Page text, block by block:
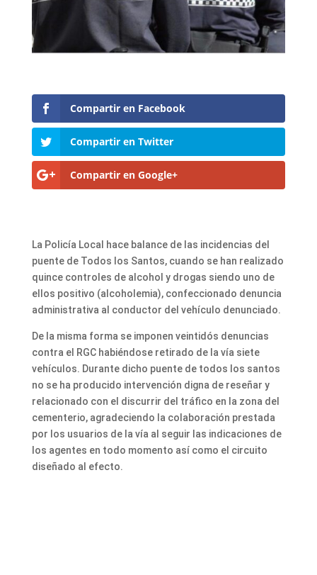
Compartir en Facebook
Compartir en Twitter
Compartir en Google+
La Policía Local hace balance de las incidencias del
puente de Todos los Santos, cuando se han realizado
quince controles de alcohol y drogas siendo uno de
ellos positivo (alcoholemia), confeccionado denuncia
administrativa al conductor del vehículo denunciado.
De la misma forma se imponen veintidós denuncias
contra el RGC habiéndose retirado de la vía siete
vehículos. Durante dicho puente de todos los santos
no se ha producido intervención digna de reseñar y
relacionado con el discurrir del tráfico en la zona del
cementerio, agradeciendo la colaboración prestada
por los usuarios de la vía al seguir las indicaciones de
los agentes en todo momento así como el circuito
diseñado al efecto.